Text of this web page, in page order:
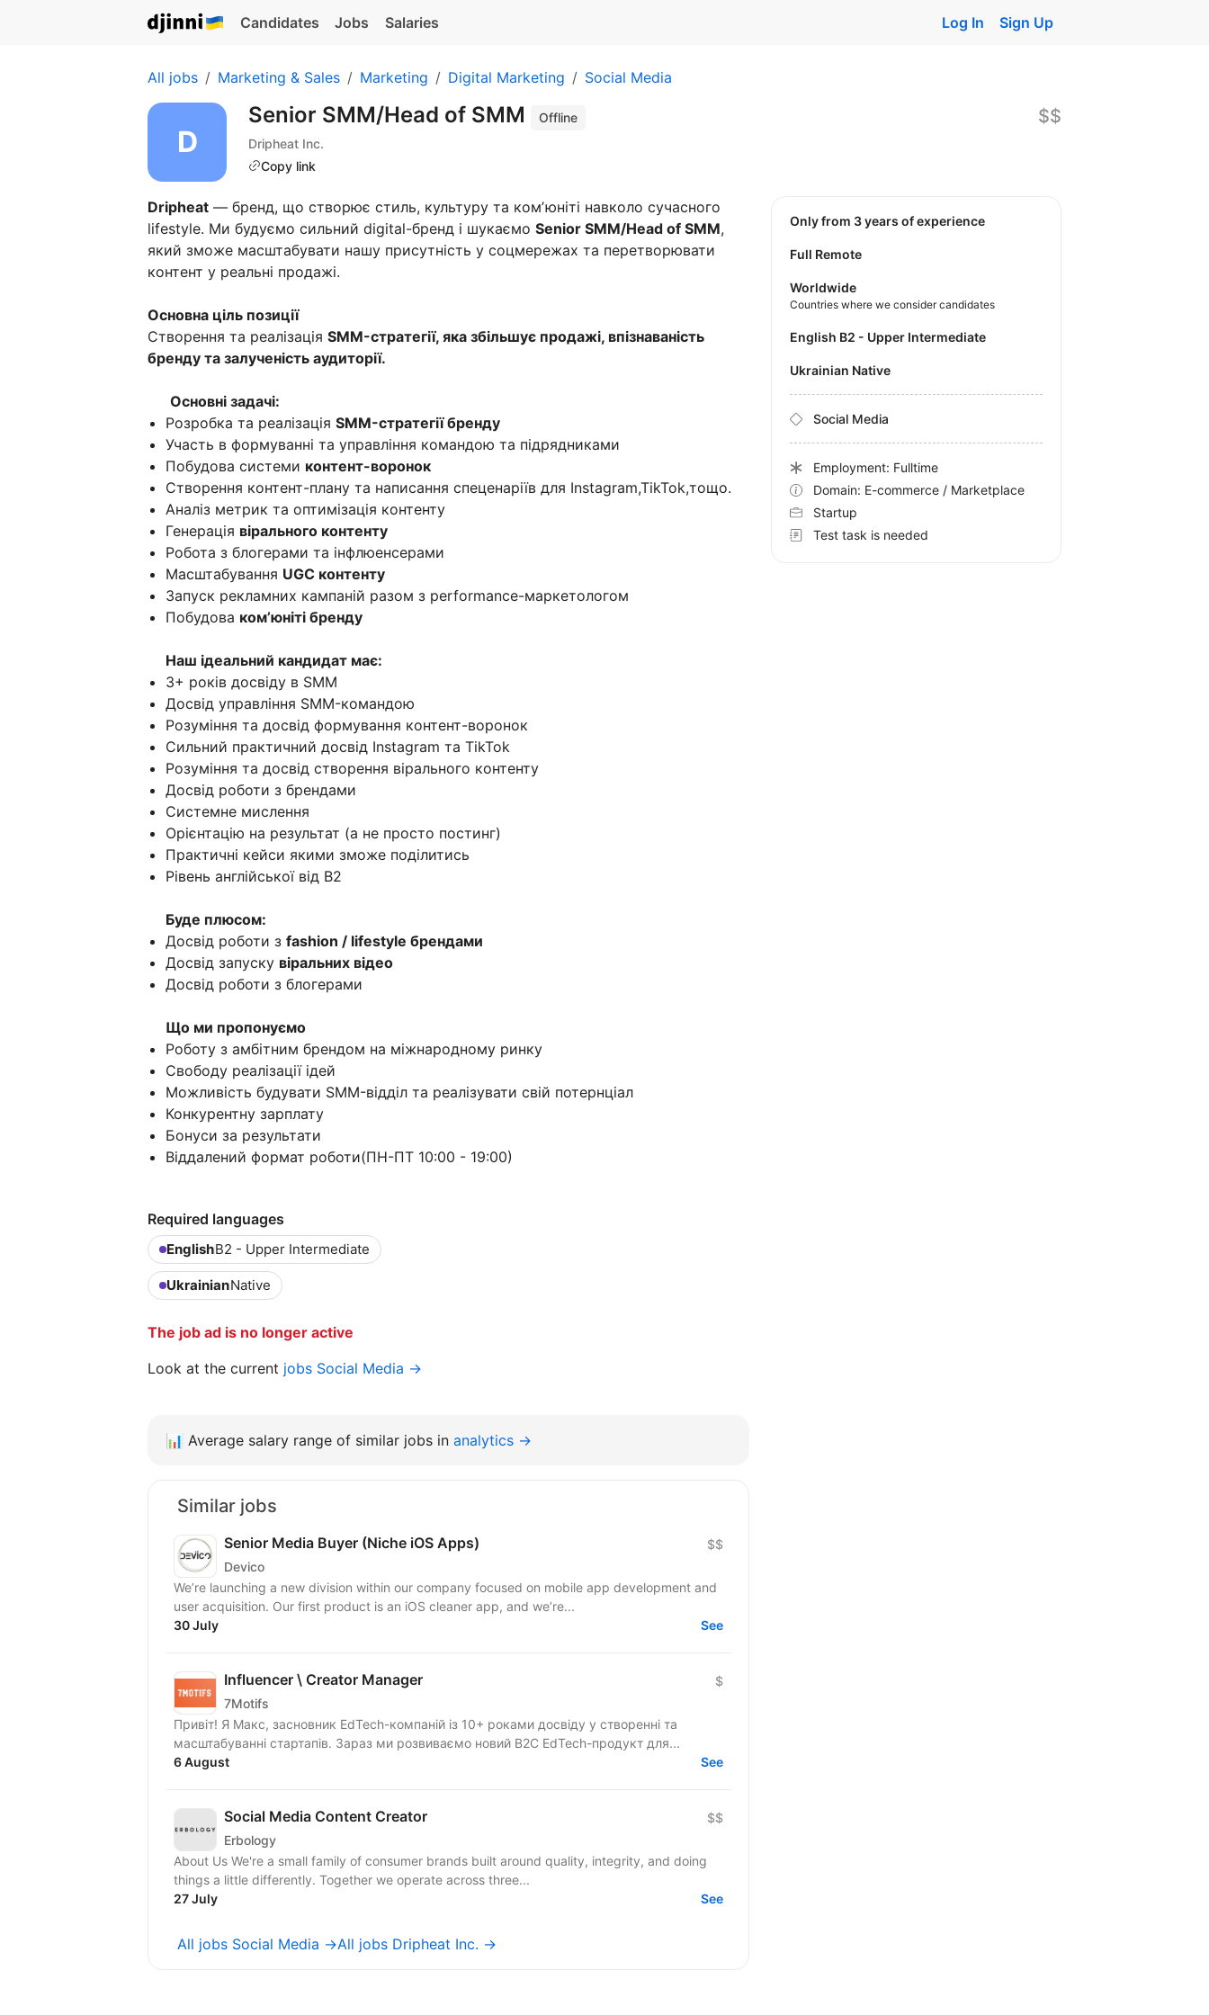
Candidates Jobs Salaries Log In Sign Up
All jobs Marketing & Sales Marketing Digital Marketing Social Media
Senior SMM/Head of SMM
Offline
Dripheat Inc.
Copy link
$$
Dripheat — бренд, що створює стиль, культуру та комʼюніті навколо сучасного
lifestyle. Ми будуємо сильний digital-бренд і шукаємо Senior SMM/Head of SMM,
який зможе масштабувати нашу присутність у соцмережах та перетворювати
контент у реальні продажі.
Основна ціль позиції
Створення та реалізація SMM-стратегії, яка збільшує продажі, впізнаваність
бренду та залученість аудиторії.
Основні задачі:
Розробка та реалізація SMM-стратегії бренду
Участь в формуванні та управління командою та підрядниками
Побудова системи контент-воронок
Створення контент-плану та написання спеценаріїв для Instagram,TikTok,тощо.
Аналіз метрик та оптимізація контенту
Генерація вірального контенту
Робота з блогерами та інфлюенсерами
Масштабування UGC контенту
Запуск рекламних кампаній разом з performance-маркетологом
Побудова комʼюніті бренду
Наш ідеальний кандидат має:
3+ років досвіду в SMM
Досвід управління SMM-командою
Розуміння та досвід формування контент-воронок
Сильний практичний досвід Instagram та TikTok
Розуміння та досвід створення вірального контенту
Досвід роботи з брендами
Системне мислення
Орієнтацію на результат (а не просто постинг)
Практичні кейси якими зможе поділитись
Рівень англійської від В2
Буде плюсом:
Досвід роботи з fashion / lifestyle брендами
Досвід запуску віральних відео
Досвід роботи з блогерами
Що ми пропонуємо
Роботу з амбітним брендом на міжнародному ринку
Свободу реалізації ідей
Можливість будувати SMM-відділ та реалізувати свій потернціал
Конкурентну зарплату
Бонуси за результати
Віддалений формат роботи(ПН-ПТ 10:00 - 19:00)
Required languages
EnglishB2 - Upper Intermediate
UkrainianNative
The job ad is no longer active
Look at the current jobs Social Media →
Only from 3 years of experience
Full Remote
Worldwide
Countries where we consider candidates
English B2 - Upper Intermediate
Ukrainian Native
Social Media
Employment: Fulltime
Domain: E-commerce / Marketplace
Startup
Test task is needed
📊 Average salary range of similar jobs in analytics →
Similar jobs
Senior Media Buyer (Niche iOS Apps)
Devico
$$
We’re launching a new division within our company focused on mobile app development and
user acquisition. Our first product is an iOS cleaner app, and we’re...
30 July
See
Influencer \ Creator Manager
7Motifs
$
Привіт! Я Макс, засновник EdTech-компаній із 10+ роками досвіду у створенні та
масштабуванні стартапів. Зараз ми розвиваємо новий B2C EdTech-продукт для...
6 August
See
Social Media Content Creator
Erbology
$$
About Us We're a small family of consumer brands built around quality, integrity, and doing
things a little differently. Together we operate across three...
27 July
See
All jobs Social Media →All jobs Dripheat Inc. →